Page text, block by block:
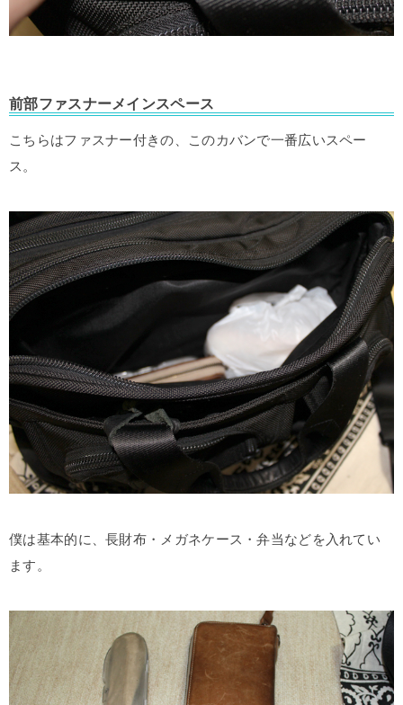
前部ファスナーメインスペース
こちらはファスナー付きの、このカバンで一番広いスペー
ス。
僕は基本的に、長財布・メガネケース・弁当などを入れてい
ます。